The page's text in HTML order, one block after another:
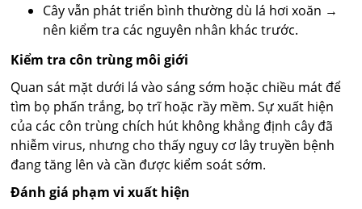
Cây vẫn phát triển bình thường dù lá hơi xoăn →
nên kiểm tra các nguyên nhân khác trước.
Kiểm tra côn trùng môi giới
Quan sát mặt dưới lá vào sáng sớm hoặc chiều mát để
tìm bọ phấn trắng, bọ trĩ hoặc rầy mềm. Sự xuất hiện
của các côn trùng chích hút không khẳng định cây đã
nhiễm virus, nhưng cho thấy nguy cơ lây truyền bệnh
đang tăng lên và cần được kiểm soát sớm.
Đánh giá phạm vi xuất hiện